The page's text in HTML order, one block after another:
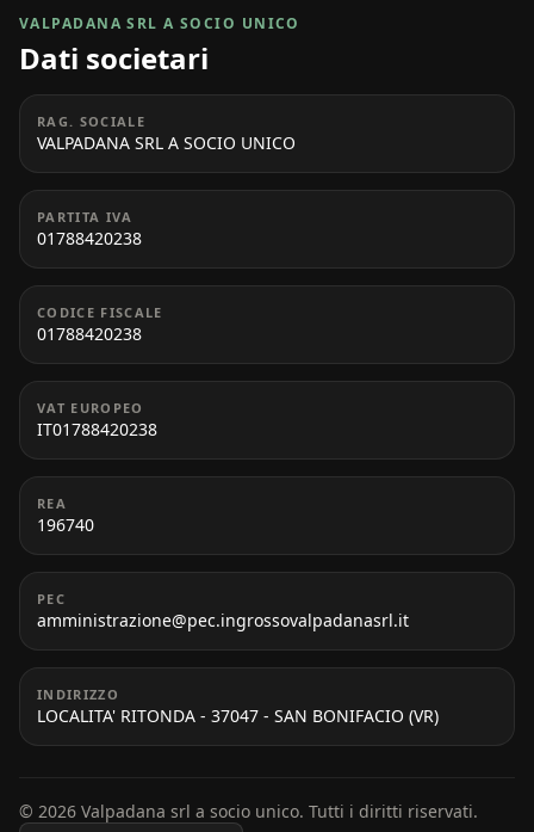
VALPADANA SRL A SOCIO UNICO
Dati societari
RAG. SOCIALE
VALPADANA SRL A SOCIO UNICO
PARTITA IVA
01788420238
CODICE FISCALE
01788420238
VAT EUROPEO
IT01788420238
REA
196740
PEC
amministrazione@pec.ingrossovalpadanasrl.it
INDIRIZZO
LOCALITA' RITONDA - 37047 - SAN BONIFACIO (VR)
© 2026 Valpadana srl a socio unico. Tutti i diritti riservati.